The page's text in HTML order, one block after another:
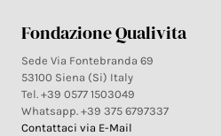
Fondazione Qualivita
Sede Via Fontebranda 69
53100 Siena (Si) Italy
Tel. +39 0577 1503049
Whatsapp. +39 375 6797337
Contattaci via E-Mail